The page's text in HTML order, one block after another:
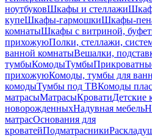
ноутбуковШкафы и стеллажи
купеШкафы-гармошкиШкафы-
комнатыШкафы с витриной,
прихожуюПолки, стеллажи,
ванной комнатыВешалки,
тумбыКомодыТумбы
прихожуюКомоды, тумбы для
комодыТумбы под ТВКомоды
матрасыМатрасыКроватиДетские
новорожденныхНадувная мебель
матрасОснования для
кроватейПодматрасники